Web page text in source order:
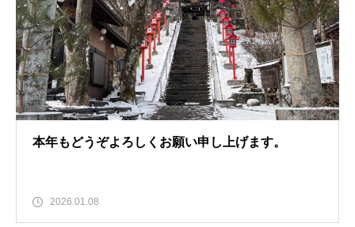
本年もどうぞよろしくお願い申し上げます。
2026.01.08